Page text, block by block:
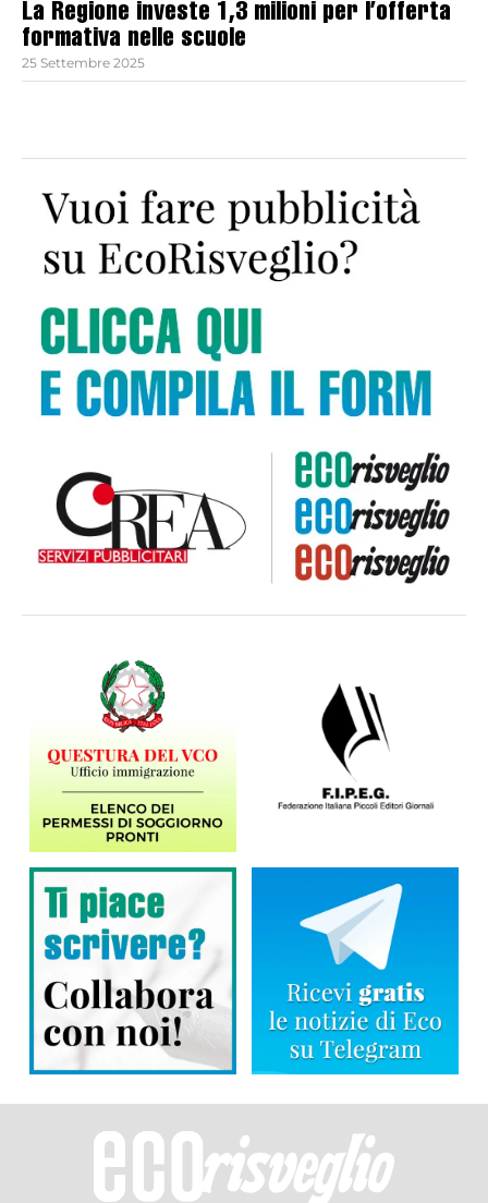
La Regione investe 1,3 milioni per l’offerta
formativa nelle scuole
25 Settembre 2025